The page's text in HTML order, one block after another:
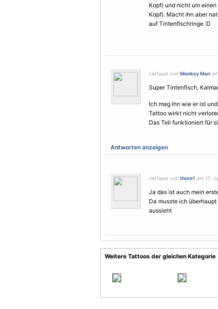
Kopf) und nicht um
Kopf). Macht ihn aber
auf Tintenfischringe :D
verfasst von Monkey Man
Super Tintenfisch,
Ich mag ihn wie er ist
Tattoo wirkt nicht
Das Teil funktioniert für
Antworten anzeigen
verfasst von thore1 am 17.
Ja das ist auch mein
Da musste ich
aussieht
Weitere Tattoos der gleichen Kategorie